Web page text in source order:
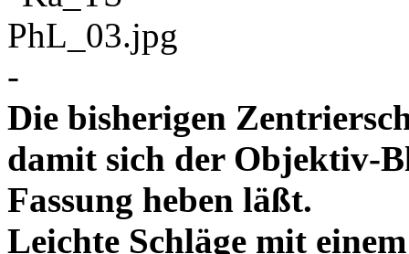
-
Die bisherigen
damit sich der Objektiv-
Fassung heben läßt.
Leichte Schläge mit